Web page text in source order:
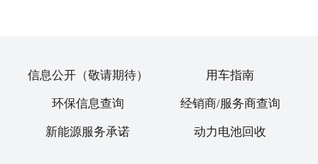
信息公开（敬请期待） 用车指南
环保信息查询 经销商/服务商查询
新能源服务承诺 动力电池回收